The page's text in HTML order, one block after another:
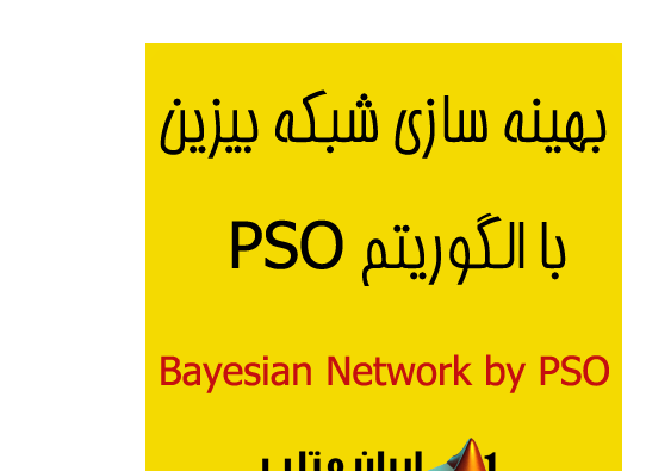
fuzzy